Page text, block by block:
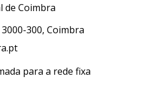
de Coimbra
300, Coimbra
para a rede fixa